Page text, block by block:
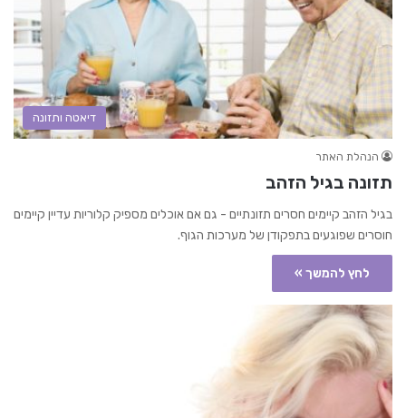
דיאטה ותזונה
הנהלת האתר
תזונה בגיל הזהב
בגיל הזהב קיימים חסרים תזונתיים - גם אם אוכלים מספיק קלוריות עדיין קיימים
חוסרים שפוגעים בתפקודן של מערכות הגוף.
לחץ להמשך »